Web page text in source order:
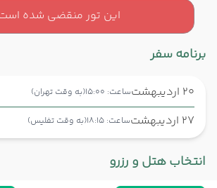
این تور منقضی شده
برنامه سفر
20 اردیبهشت ساعت: 15:00 (به وقت تهران)
27 اردیبهشت ساعت: 18:15 (به وقت تفلیس)
شروع سفر تهران ,
انتخاب هتل و رزرو